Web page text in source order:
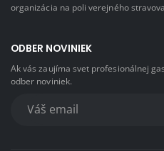
organizácia na poli verejného
ODBER NOVINIEK
Ak vás zaujíma svet profesionálnej
odber noviniek.